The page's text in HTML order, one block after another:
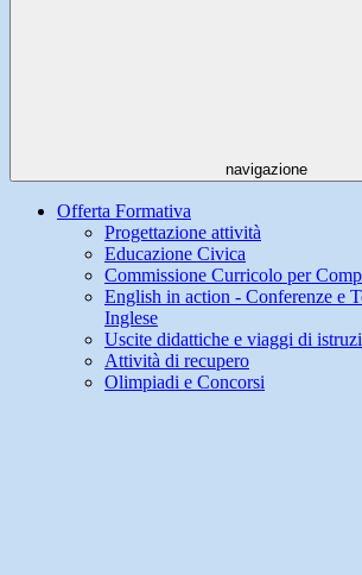
navigazione
Offerta Formativa
Progettazione attività
Educazione Civica
Commissione Curricolo per
English in action - Conferenze e
Inglese
Uscite didattiche e viaggi di
Attività di recupero
Olimpiadi e Concorsi